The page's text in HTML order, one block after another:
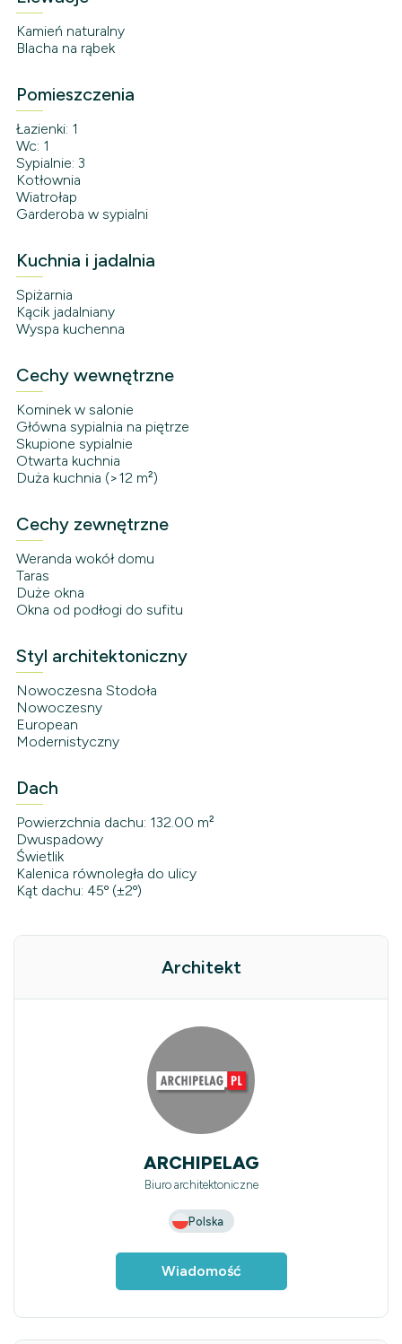
Kamień naturalny
Blacha na rąbek
Pomieszczenia
Łazienki: 1
Wc: 1
Sypialnie: 3
Kotłownia
Wiatrołap
Garderoba w sypialni
Kuchnia i jadalnia
Spiżarnia
Kącik jadalniany
Wyspa kuchenna
Cechy wewnętrzne
Kominek w salonie
Główna sypialnia na piętrze
Skupione sypialnie
Otwarta kuchnia
Duża kuchnia (>12 m²)
Cechy zewnętrzne
Weranda wokół domu
Taras
Duże okna
Okna od podłogi do sufitu
Styl architektoniczny
Nowoczesna Stodoła
Nowoczesny
European
Modernistyczny
Dach
Powierzchnia dachu: 132.00 m²
Dwuspadowy
Świetlik
Kalenica równoległa do ulicy
Kąt dachu: 45º (±2º)
Architekt
ARCHIPELAG
Biuro architektoniczne
Polska
Wiadomość